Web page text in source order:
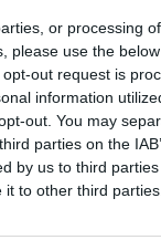
or processing
please use the
out request is
information
out. You may
parties on the
by us to third
to other third parties.